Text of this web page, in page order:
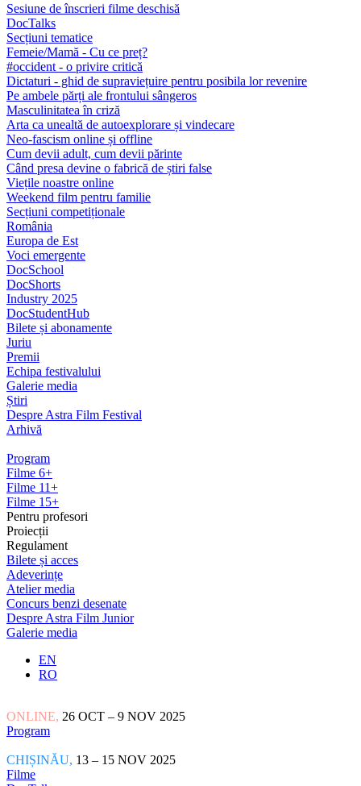
Sesiune de înscrieri filme deschisă
DocTalks
Secțiuni tematice
Femeie/Mamă - Cu ce preț?
#occident - o privire critică
Dictaturi - ghid de supraviețuire pentru posibila lor revenire
Pe ambele părți ale frontului sângeros
Masculinitatea în criză
Arta ca unealtă de autoexplorare și vindecare
Neo-fascism online și offline
Cum devii adult, cum devii părinte
Când presa devine o fabrică de știri false
Viețile noastre online
Weekend film pentru familie
Secțiuni competiționale
România
Europa de Est
Voci emergente
DocSchool
DocShorts
Industry 2025
DocStudentHub
Bilete și abonamente
Juriu
Premii
Echipa festivalului
Galerie media
Știri
Despre Astra Film Festival
Arhivă
Program
Filme 6+
Filme 11+
Filme 15+
Pentru profesori
Proiecții
Regulament
Bilete și acces
Adeverințe
Atelier media
Concurs benzi desenate
Despre Astra Film Junior
Galerie media
EN
RO
ONLINE, 26 OCT – 9 NOV 2025
Program
CHIȘINĂU, 13 – 15 NOV 2025
Filme